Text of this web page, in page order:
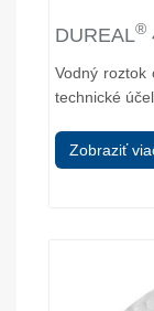
DUREAL®
Vodný roztok
technické
Zobraziť